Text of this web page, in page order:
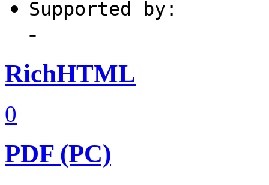
Supported by:
-
RichHTML
0
PDF (PC)